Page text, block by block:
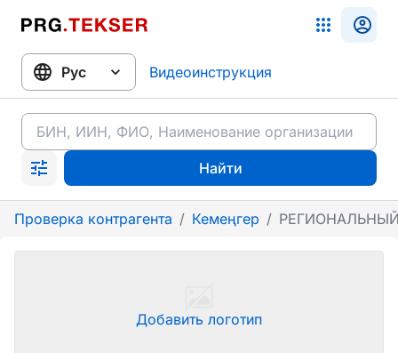
Видеоинструкция
Найти
Проверка контрагента / Кемеңгер /
Добавить логотип